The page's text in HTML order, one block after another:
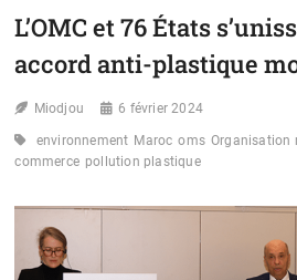
GREEN
RÉVOLUTIONNENT
ÉGYPTIENNE
DÉCHETS
L’OMC et 76 États
accord anti-plastique
Miodjou 6 février 2024
environnement Maroc oms Organisation
commerce pollution plastique